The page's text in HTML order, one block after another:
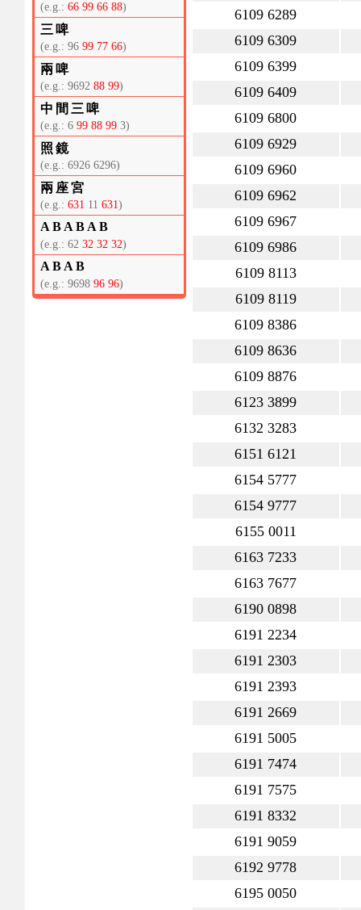
(e.g.: 66 99 66 88)
三啤
(e.g.: 96 99 77 66)
兩啤
(e.g.: 9692 88 99)
中間三啤
(e.g.: 6 99 88 99 3)
照鏡
(e.g.: 6926 6296)
兩座宮
(e.g.: 631 11 631)
ABABAB
(e.g.: 62 32 32 32)
ABAB
(e.g.: 9698 96 96)
6109 6289
6109 6309
6109 6399
6109 6409
6109 6800
6109 6929
6109 6960
6109 6962
6109 6967
6109 6986
6109 8113
6109 8119
6109 8386
6109 8636
6109 8876
6123 3899
6132 3283
6151 6121
6154 5777
6154 9777
6155 0011
6163 7233
6163 7677
6190 0898
6191 2234
6191 2303
6191 2393
6191 2669
6191 5005
6191 7474
6191 7575
6191 8332
6191 9059
6192 9778
6195 0050